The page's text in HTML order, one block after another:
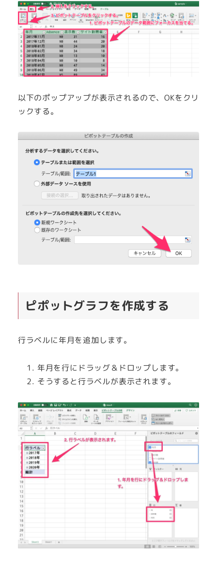
以下のポップアップが表示されるので、OKをクリ
ックする。
ピポットグラフを作成する
行ラベルに年月を追加します。
年月を行にドラッグ＆ドロップします。
そうすると行ラベルが表示されます。